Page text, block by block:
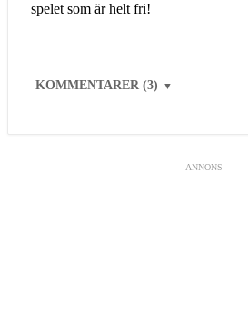
spelet som är helt fri!
KOMMENTARER (3) ▼
ANNONS